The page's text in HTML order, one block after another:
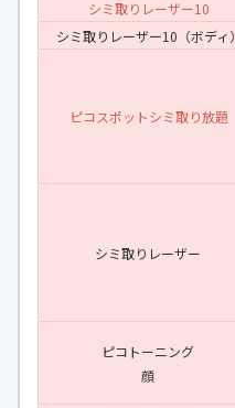
シミ取りレーザー10
シミ取りレーザー10（ボディ）
ピコスポットシミ取り放題
シミ取りレーザー
ピコトーニング
顔